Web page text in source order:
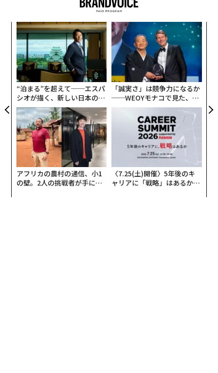
“泊まる”を超えて──エスパ
シオが描く、新しい日本のラ
グジュアリー（前編）
「誠実さ」は競争力になるか
──WEOYモナコで見た、く
ら寿司の経営哲学
アフリカの農村の通信、小1
の壁。2人の挑戦者が手にし
〈7.25(土)開催〉5年後のキ
ャリアに「戦略」はあるか。